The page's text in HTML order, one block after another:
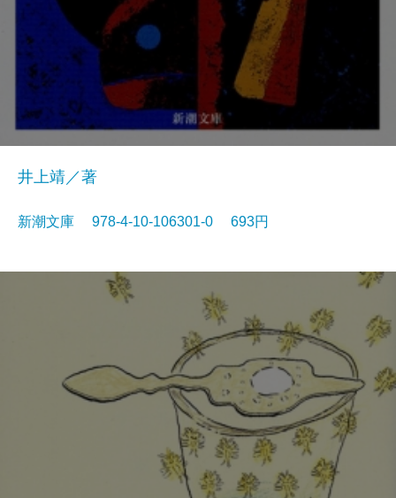
井上靖／著
新潮文庫 978-4-10-106301-0 693円